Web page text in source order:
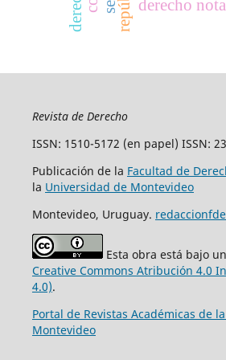
derecho
Revista de Derecho
ISSN: 1510-5172 (en papel) ISSN:
Publicación de la Facultad de
la Universidad de Montevideo
Montevideo, Uruguay.
Esta obra está bajo
Creative Commons Atribución 4.0
4.0).
Portal de Revistas Académicas de
Montevideo